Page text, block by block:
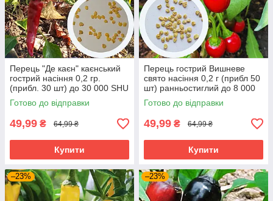
Перець "Де каєн" каєнський
гострий насіння 0,2 гр.
(прибл. 30 шт) до 30 000 SHU
Готово до відправки
49,99 ₴ 64,99 ₴
Купити
Перець гострий Вишневе
свято насіння 0,2 г (прибл 50
шт) ранньостиглий до 8 000
SHU
Готово до відправки
49,99 ₴ 64,99 ₴
Купити
–23% –23%